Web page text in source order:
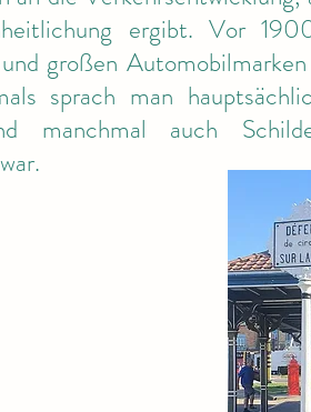
ergibt. Vor
großen
sprach man
manchmal auch